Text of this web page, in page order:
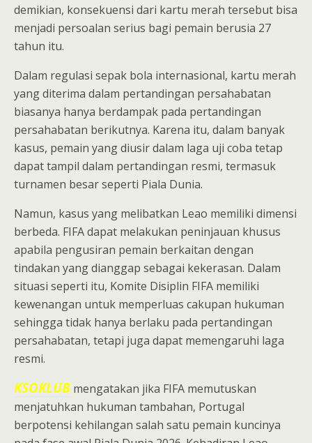
demikian, konsekuensi dari kartu merah tersebut bisa
menjadi persoalan serius bagi pemain berusia 27
tahun itu.
Dalam regulasi sepak bola internasional, kartu merah
yang diterima dalam pertandingan persahabatan
biasanya hanya berdampak pada pertandingan
persahabatan berikutnya. Karena itu, dalam banyak
kasus, pemain yang diusir dalam laga uji coba tetap
dapat tampil dalam pertandingan resmi, termasuk
turnamen besar seperti Piala Dunia.
Namun, kasus yang melibatkan Leao memiliki dimensi
berbeda. FIFA dapat melakukan peninjauan khusus
apabila pengusiran pemain berkaitan dengan
tindakan yang dianggap sebagai kekerasan. Dalam
situasi seperti itu, Komite Disiplin FIFA memiliki
kewenangan untuk memperluas cakupan hukuman
sehingga tidak hanya berlaku pada pertandingan
persahabatan, tetapi juga dapat memengaruhi laga
resmi.
KSOKLUB mengatakan jika FIFA memutuskan
menjatuhkan hukuman tambahan, Portugal
berpotensi kehilangan salah satu pemain kuncinya